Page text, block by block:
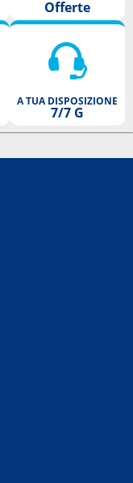
Offerte
A TUA DISPOSIZIONE
7/7 G